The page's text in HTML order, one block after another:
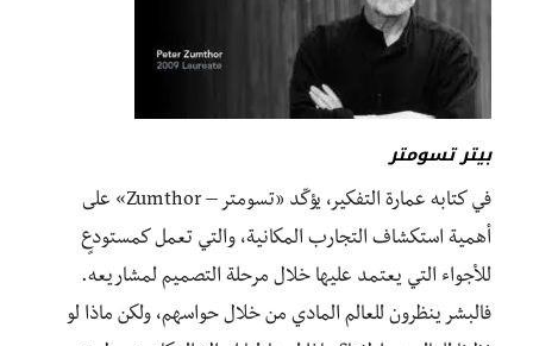
بيتر تسومتر
في كتابه عمارة التفكير، يؤكّد «تسومتر – Zumthor» على
أهمية استكشاف التجارب المكانية، والتي تعمل كمستودعٍ
للأجواء التي يعتمد عليها خلال مرحلة التصميم لمشاريعه.
فالبشر ينظرون للعالم المادي من خلال حواسهم، ولكن ماذا لو